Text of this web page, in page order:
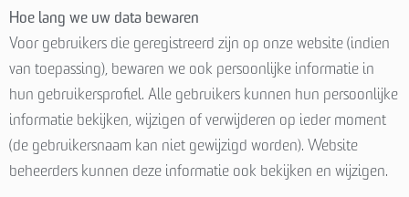
Hoe lang we uw data bewaren
Voor gebruikers die geregistreerd zijn op onze website (indien
van toepassing), bewaren we ook persoonlijke informatie in
hun gebruikersprofiel. Alle gebruikers kunnen hun persoonlijke
informatie bekijken, wijzigen of verwijderen op ieder moment
(de gebruikersnaam kan niet gewijzigd worden). Website
beheerders kunnen deze informatie ook bekijken en wijzigen.